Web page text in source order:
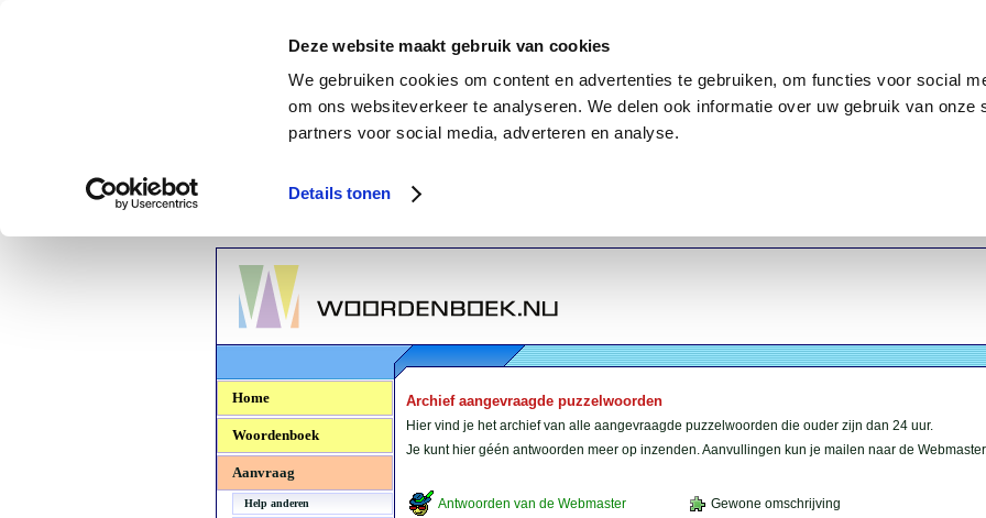
Deze website maakt gebruik van cookies
We gebruiken cookies om content en advertenties te gebruiken, om functies voor social
om ons websiteverkeer te analyseren. We delen ook informatie over uw gebruik van onze
partners voor social media, adverteren en analyse.
Details tonen
Woordenboek.NU
Home
Woordenboek
Aanvraag
Help anderen
Archief aangevraagde puzzelwoorden
Hier vind je het archief van alle aangevraagde puzzelwoorden die ouder zijn dan 24 uur.
Je kunt hier géén antwoorden meer op inzenden. Aanvullingen kun je mailen naar de
Antwoorden van de Webmaster Gewone omschrijving